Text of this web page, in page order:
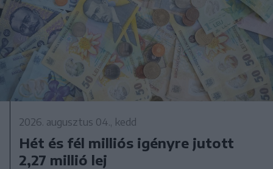
2026. augusztus 04., kedd
Hét és fél milliós igényre jutott
2,27 millió lej